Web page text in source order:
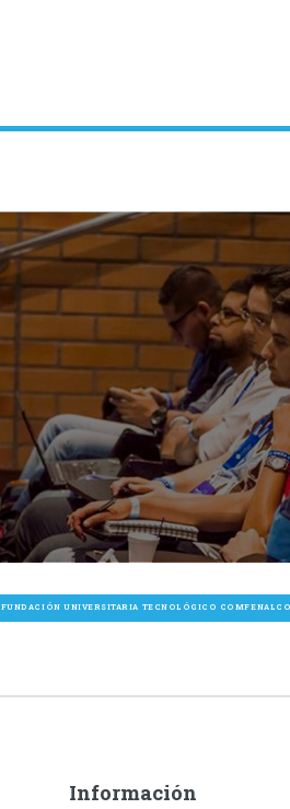
FUNDACIÓN UNIVERSITARIA TECNOLÓGICO
Información